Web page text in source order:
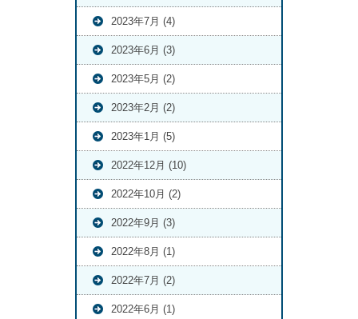
2023年7月 (4)
2023年6月 (3)
2023年5月 (2)
2023年2月 (2)
2023年1月 (5)
2022年12月 (10)
2022年10月 (2)
2022年9月 (3)
2022年8月 (1)
2022年7月 (2)
2022年6月 (1)